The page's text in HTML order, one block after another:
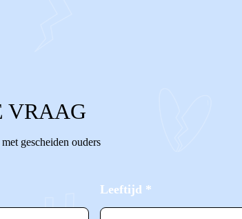
VRAAG
gescheiden ouders
Leeftijd *